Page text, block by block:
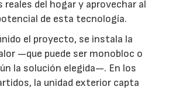
reales del hogar y aprovechar al
de esta tecnología.
el proyecto, se instala la
—que puede ser monobloc o
la solución elegida—. En los
la unidad exterior capta